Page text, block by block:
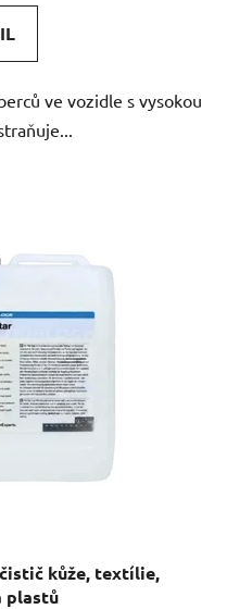
ve vozidle s vysokou
kůže, textílie,
plastů